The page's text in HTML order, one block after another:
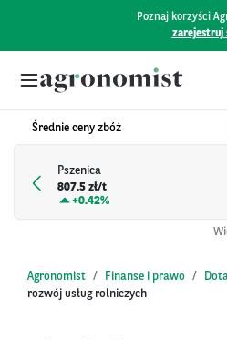
Poznaj korzyści
zarejestruj
Średnie ceny zbóż
Pszenica
807.5 zł/t
+0.42%
Agronomist Finanse i prawo
rozwój usług rolniczych